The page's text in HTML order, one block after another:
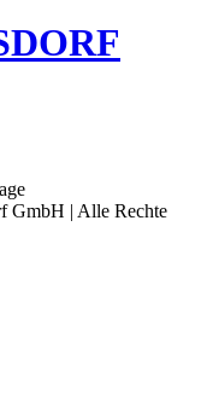
GmbH | Alle Rechte